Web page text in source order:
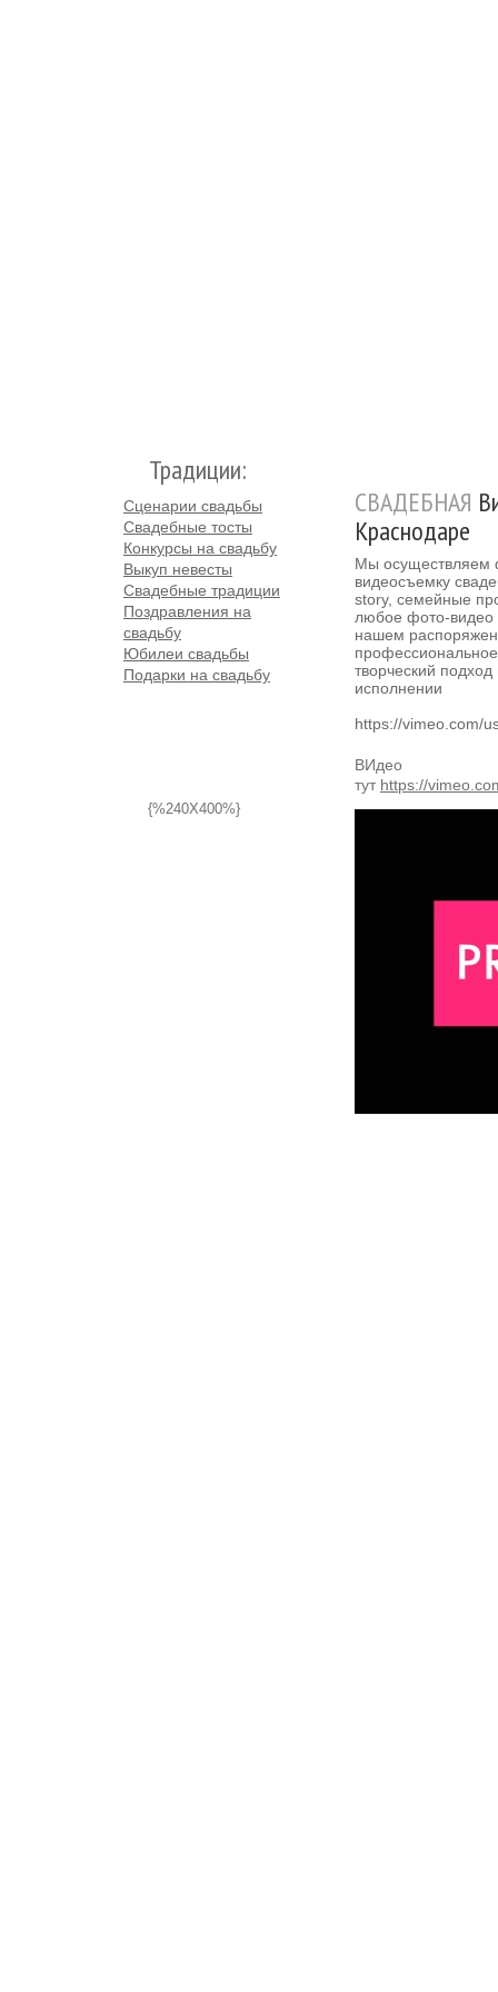
Традиции:
Сценарии свадьбы
Свадебные тосты
Конкурсы на свадьбу
Выкуп невесты
Свадебные традиции
Поздравления на
свадьбу
Юбилеи свадьбы
Подарки на свадьбу
{%240X400%}
СВАДЕБНАЯ
Краснодаре
Мы осуществляем
видеосъемку
story, семейные
любое фото-видео
нашем
творческий
исполнении
https://vimeo.com/
ВИдео
тут https://